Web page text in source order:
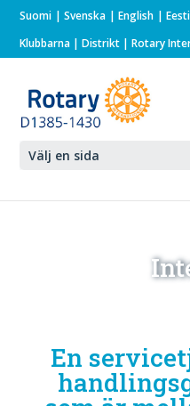
Suomi Svenska English
Eesti
Klubbarna |Distrikt |Rotary
Välj en sida
En